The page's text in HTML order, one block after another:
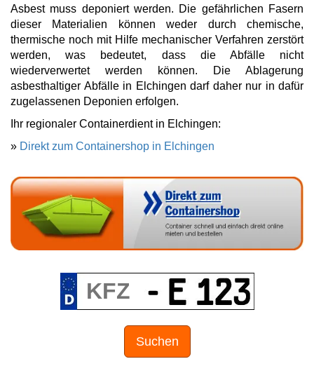
Asbest muss deponiert werden. Die gefährlichen Fasern
dieser Materialien können weder durch chemische,
thermische noch mit Hilfe mechanischer Verfahren zerstört
werden, was bedeutet, dass die Abfälle nicht
wiederverwertet werden können. Die Ablagerung
asbesthaltiger Abfälle in Elchingen darf daher nur in dafür
zugelassenen Deponien erfolgen.
Ihr regionaler Containerdient in Elchingen:
» Direkt zum Containershop in Elchingen
Suchen